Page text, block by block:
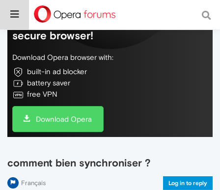
Do more on the web, with a fast and
secure browser!
Download Opera browser with:
built-in ad blocker
battery saver
free VPN
Download Opera
comment bien synchroniser ?
Français Log in to reply